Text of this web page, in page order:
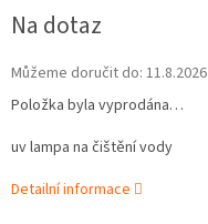
cena:
Na dotaz
Můžeme doručit do: 11.8.2026
Položka byla vyprodána…
uv lampa na čištění vody
Detailní informace